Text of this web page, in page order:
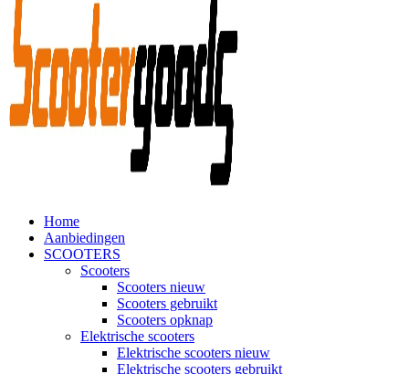
Home
Aanbiedingen
SCOOTERS
Scooters
Scooters nieuw
Scooters gebruikt
Scooters opknap
Elektrische scooters
Elektrische scooters nieuw
Elektrische scooters gebruikt